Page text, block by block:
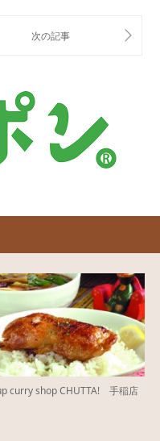
curry shop CHUTTA! 手稲店